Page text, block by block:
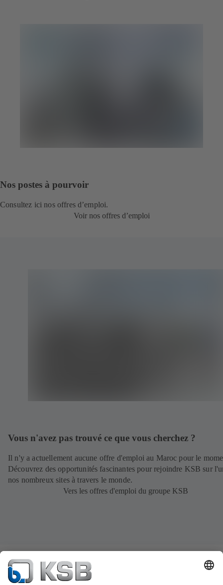
Nos postes à pourvoir
Consultez ici nos offres d’emploi.
Voir nos offres d’emploi
Vous n'avez pas trouvé ce que vous cherchez ?
Il n'y a actuellement aucune offre d'emploi au Maroc pour le
Découvrez des opportunités fascinantes pour rejoindre KSB sur
nos nombreux sites à travers le monde.
Vers les offres d'emploi du groupe KSB